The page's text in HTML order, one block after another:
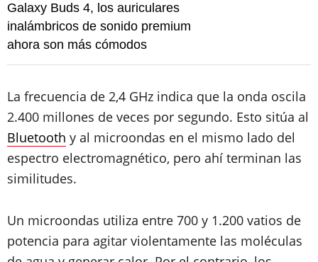
Galaxy Buds 4, los auriculares
inalámbricos de sonido premium
ahora son más cómodos
La frecuencia de 2,4 GHz indica que la onda oscila
2.400 millones de veces por segundo. Esto sitúa al
Bluetooth y al microondas en el mismo lado del
espectro electromagnético, pero ahí terminan las
similitudes.
Un microondas utiliza entre 700 y 1.200 vatios de
potencia para agitar violentamente las moléculas